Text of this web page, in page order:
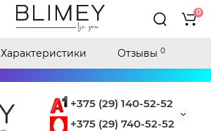
+375 (29) 140-52-52
+375 (29) 740-52-52
0
Характеристики Отзывы 0